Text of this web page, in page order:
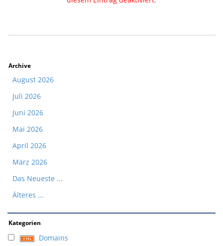
Archive
August 2026
Juli 2026
Juni 2026
Mai 2026
April 2026
März 2026
Das Neueste ...
Älteres ...
Kategorien
Domains